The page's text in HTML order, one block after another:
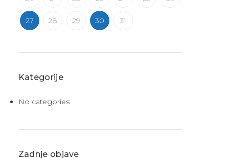
27 28 29 30 31
Kategorije
No categories
Zadnje objave